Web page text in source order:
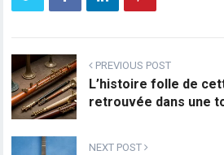
PREVIOUS POST
L’histoire folle de
retrouvée dans une
NEXT POST